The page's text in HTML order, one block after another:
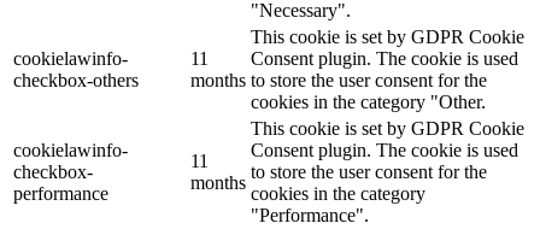
"Necessary".
cookielawinfo-
checkbox-others
11
months
This cookie is set by GDPR Cookie
Consent plugin. The cookie is used
to store the user consent for the
cookies in the category "Other.
cookielawinfo-
checkbox-
performance
11
months
This cookie is set by GDPR Cookie
Consent plugin. The cookie is used
to store the user consent for the
cookies in the category
"Performance".